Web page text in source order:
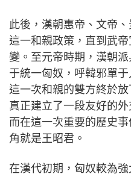
此後，漢朝惠帝、文帝
這一和親政策，直到武
變。至元帝時期，漢朝
于統一匈奴，呼韓邪單
這一次和親的雙方終於
真正建立了一段友好的
而在這一次重要的歷史
角就是王昭君。
在漢代初期，匈奴較為